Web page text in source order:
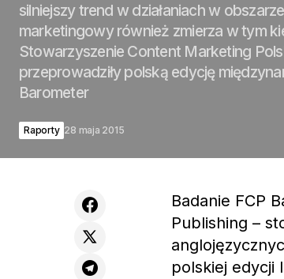
silniejszy trend w działaniach w
marketingowy również zmierza w tym
Stowarzyszenie Content Marketing
przeprowadziły polską edycję
Barometer
Raporty 28 maja 2015
Badanie FCP
Publishing –
polskiej edycji